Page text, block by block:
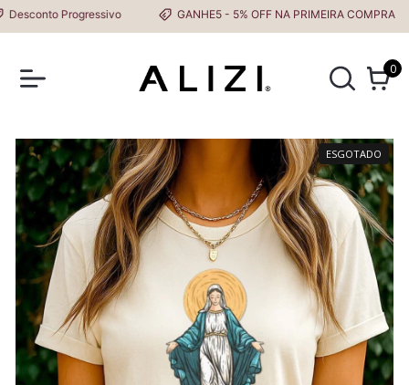
Progressivo GANHE5 - 5% OFF NA PRIMEIRA COMPRA
0
ESGOTADO